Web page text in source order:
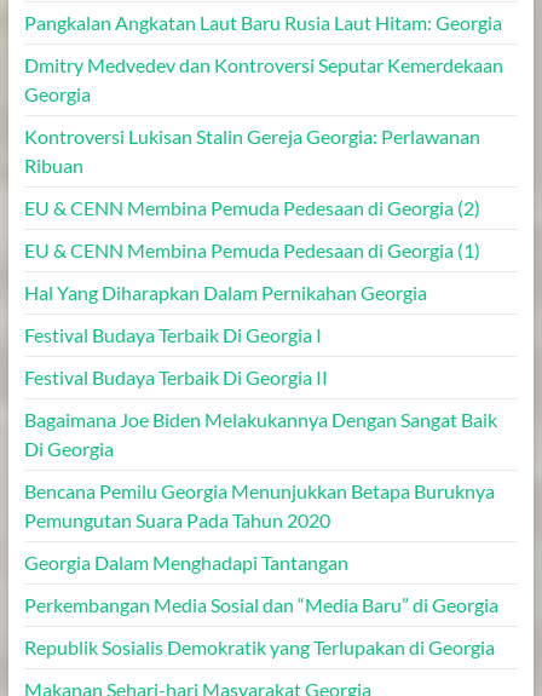
Pangkalan Angkatan Laut Baru Rusia Laut Hitam: Georgia
Dmitry Medvedev dan Kontroversi Seputar Kemerdekaan
Georgia
Kontroversi Lukisan Stalin Gereja Georgia: Perlawanan
Ribuan
EU & CENN Membina Pemuda Pedesaan di Georgia (2)
EU & CENN Membina Pemuda Pedesaan di Georgia (1)
Hal Yang Diharapkan Dalam Pernikahan Georgia
Festival Budaya Terbaik Di Georgia I
Festival Budaya Terbaik Di Georgia II
Bagaimana Joe Biden Melakukannya Dengan Sangat Baik
Di Georgia
Bencana Pemilu Georgia Menunjukkan Betapa Buruknya
Pemungutan Suara Pada Tahun 2020
Georgia Dalam Menghadapi Tantangan
Perkembangan Media Sosial dan “Media Baru” di Georgia
Republik Sosialis Demokratik yang Terlupakan di Georgia
Makanan Sehari-hari Masyarakat Georgia